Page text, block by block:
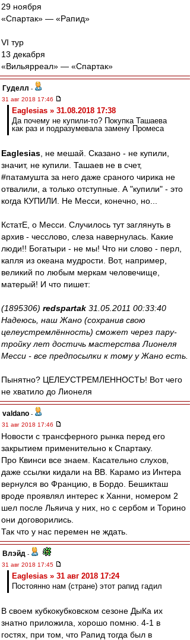
29 ноября
«Спартак» — «Рапид»
VI тур
13 декабря
«Вильярреал» — «Спартак»
Гуделл -
31 авг 2018 17:46
Eaglesias » 31.08.2018 17:38
Да почему не купили-то? Покупка Ташаева
как раз и подразумевала замену Промеса
Eaglesias , не мешай. Сказано - не купили,
значит, не купили. Ташаев не в счет,
#патамушта за него даже сраного чирика не
отвалили, а только отступные. А "купили" - это
когда КУПИЛИ. Не Месси, конечно, но...
КстатЕ, о Месси. Случилось тут заглянуть в
архив - чесслово, слеза навернулась. Какие
люди!! Богатыри - не мы! Что ни слово - перл,
капля из океана мудрости. Вот, например,
великий по любым меркам человечище,
матерый! И что пишет:
(1895306) redspartak 31.05.2011 00:33:40
Надеюсь, наш Жано (сохранив свою
целеустремлённость) сможет через пару-
тройку лет достичь мастерства Лионеля
Месси - все предпосылки к тому у Жано есть.
Пынятно? ЦЕЛЕУСТРЕМЛЕННОСТЬ! Вот чего
не хватило до Лионеля
valdano -
31 авг 2018 17:46
Новости с трансферного рынка перед его
закрытием применительно к Спартаку.
Про Квинси все знаем. Касательно слухов,
даже ссылки кидали на ВВ. Карамо из Интера
вернулся во Францию, в Бордо. Бешикташ
вроде проявлял интерес к Ханни, номером 2
шел после Льяича у них, но с сербом и Торино
они договорились.
Так что у нас перемен не ждать.
Влэйд -
31 авг 2018 17:45
Eaglesias » 31 авг 2018 17:24
Постоянно нам (стране) этот рапид гадил
В своем кубкокубковском сезоне ДыКа их
знатно приложила, хорошо помню. 4-1 в
гостях, при том, что Рапид тогда был в